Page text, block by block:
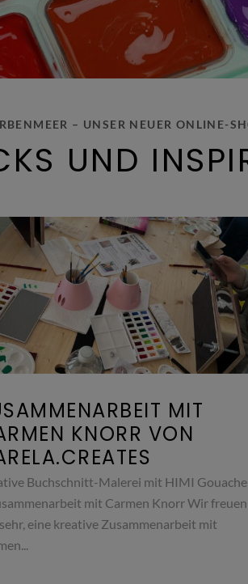
– UNSER NEUER ONLINE-
UND
MIT
KNORR VON
Buchschnitt-Malerei mit HIMI Gouache
mit Carmen Knorr Wir freuen
eine kreative Zusammenarbeit mit